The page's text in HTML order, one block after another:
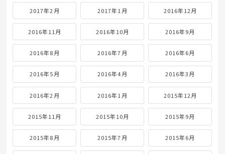
2017年2月 2017年1月 2016年12月
2016年11月 2016年10月 2016年9月
2016年8月 2016年7月 2016年6月
2016年5月 2016年4月 2016年3月
2016年2月 2016年1月 2015年12月
2015年11月 2015年10月 2015年9月
2015年8月 2015年7月 2015年6月